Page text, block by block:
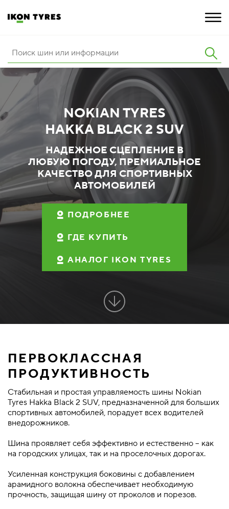
ШИНЫ
ИННОВАЦИИ
РАСШИРЕННАЯ ГАРАНТИЯ
О КОМПАНИИ
ПОКУПКА И АКЦИИ
NOKIAN TYRES
HAKKA BLACK 2 SUV
НАДЕЖНОЕ СЦЕПЛЕНИЕ В
ЛЮБУЮ ПОГОДУ, ПРЕМИАЛЬНОЕ
КАЧЕСТВО ДЛЯ СПОРТИВНЫХ
АВТОМОБИЛЕЙ
ПОДРОБНЕЕ
ГДЕ КУПИТЬ
АНАЛОГ IKON TYRES
ПЕРВОКЛАССНАЯ
ПРОДУКТИВНОСТЬ
Стабильная и простая управляемость шины Nokian
Tyres Hakka Black 2 SUV, предназначенной для больших
спортивных автомобилей, порадует всех водителей
внедорожников.
Шина проявляет себя эффективно и естественно – как
на городских улицах, так и на проселочных дорогах.
Усиленная конструкция боковины с добавлением
арамидного волокна обеспечивает необходимую
прочность, защищая шину от проколов и порезов.